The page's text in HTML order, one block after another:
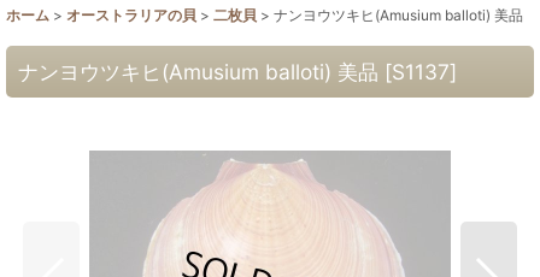
ホーム > オーストラリアの貝 > 二枚貝 > ナンヨウツキヒ(Amusium balloti) 美品
ナンヨウツキヒ(Amusium balloti) 美品 [S1137]